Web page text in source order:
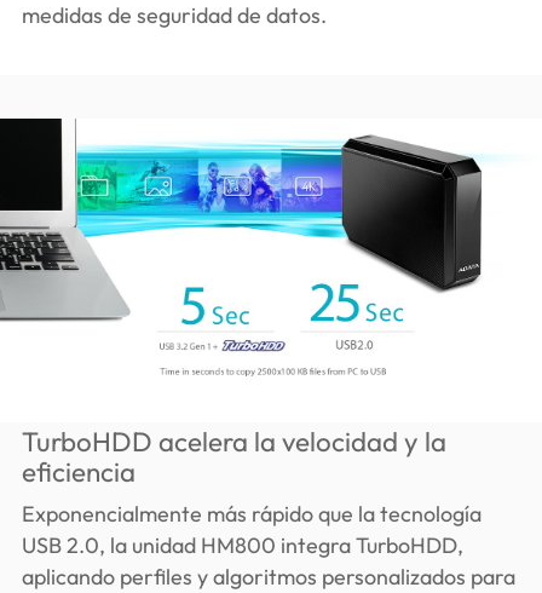
medidas de seguridad de datos.
TurboHDD acelera la velocidad y la
eficiencia
Exponencialmente más rápido que la tecnología
USB 2.0, la unidad HM800 integra TurboHDD,
aplicando perfiles y algoritmos personalizados para